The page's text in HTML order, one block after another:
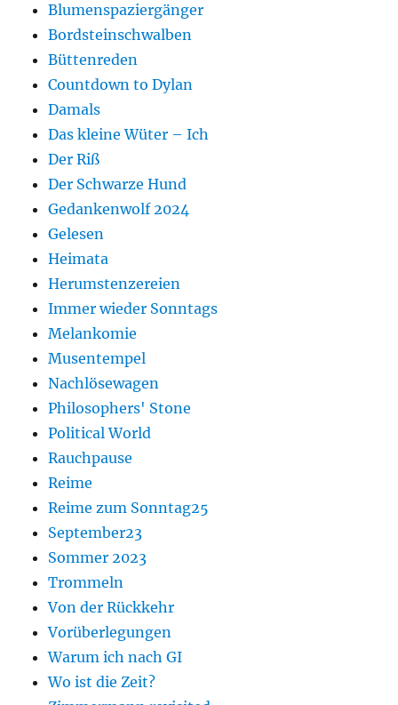
Blumenspaziergänger
Bordsteinschwalben
Büttenreden
Countdown to Dylan
Damals
Das kleine Wüter – Ich
Der Riß
Der Schwarze Hund
Gedankenwolf 2024
Gelesen
Heimata
Herumstenzereien
Immer wieder Sonntags
Melankomie
Musentempel
Nachlösewagen
Philosophers' Stone
Political World
Rauchpause
Reime
Reime zum Sonntag25
September23
Sommer 2023
Trommeln
Von der Rückkehr
Vorüberlegungen
Warum ich nach GI
Wo ist die Zeit?